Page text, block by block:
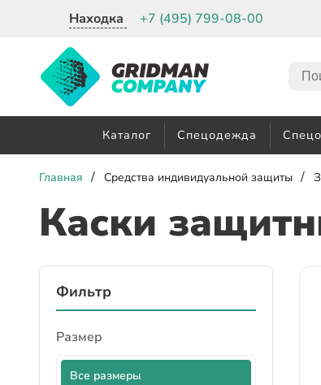
Находка +7 (495) 799-08-00
Каталог Спецодежда
Главная / Средства индивидуальной защиты /
Каски
Фильтр
Размер
Все размеры